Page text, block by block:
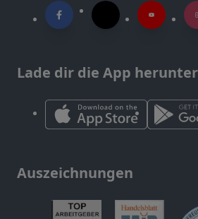
Lade dir die App herunter
Auszeichnungen